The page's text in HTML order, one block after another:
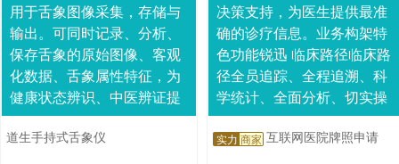
用于舌象图像采集，存储与
输出。可同时记录、分析、
保存舌象的原始图像、客观
化数据、舌象属性特征，为
健康状态辨识、中医辨证提
供客观化依据。 结构组成主
要是由主机、主机....
道生手持式舌象仪
决策支持，为医生提供最准
确的诊疗信息。业务构架特
色功能锐迅 临床路径临床路
径全员追踪、全程追溯、科
学统计、全面分析、切实操
作、个体纠正。锐迅 监控与
管理监控与管理依据预先设
实力 商家 互联网医院牌照申请